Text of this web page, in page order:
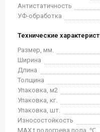
Антистатичность
УФ-обработка
Технические
Размер, мм.
Ширина
Длина
Толщина
Упаковка, м2
Упаковка, кг.
Упаковка, шт.
Износостойкость
MAX t подогрева пола, ℃